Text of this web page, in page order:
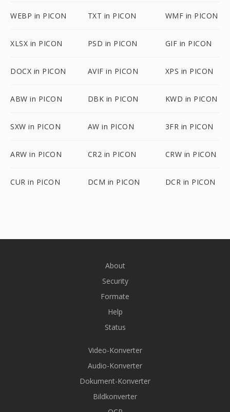
WEBP in PICON TXT in PICON WMF in PICON
XLSX in PICON PSD in PICON GIF in PICON
DOCX in PICON AVIF in PICON XPS in PICON
ABW in PICON DBK in PICON KWD in PICON
SXW in PICON AW in PICON 3FR in PICON
ARW in PICON CR2 in PICON CRW in PICON
CUR in PICON DCM in PICON DCR in PICON
About
Security
Formate
Help
Status
Video-Konverter
Audio-Konverter
Dokument-Konverter
Bildkonverter